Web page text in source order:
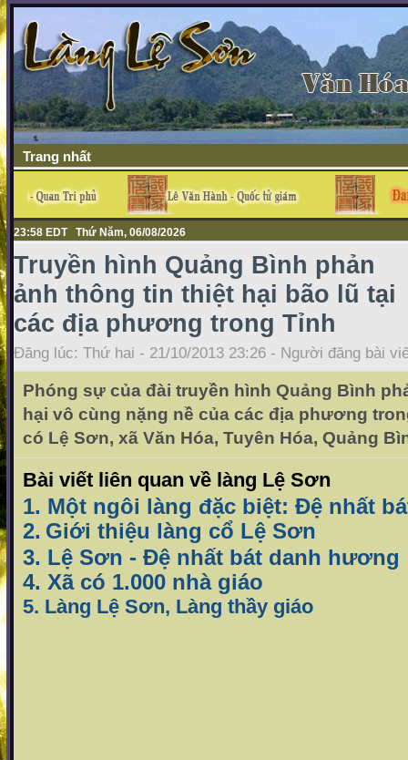
Trang nhất
23:58 EDT Thứ Năm, 06/08/2026
Truyền hình Quảng Bình phản
ảnh thông tin thiệt hại bão lũ tại
các địa phương trong Tỉnh
Đăng lúc: Thứ hai - 21/10/2013 23:26 - Người đăng bài
Phóng sự của đài truyền hình Quảng Bình
hại vô cùng nặng nề của các địa phương
có Lệ Sơn, xã Văn Hóa, Tuyên Hóa, Quảng
Bài viết liên quan về làng Lệ Sơn
1. Một ngôi làng đặc biệt: Đệ nhất
2. Giới thiệu làng cổ Lệ Sơn
3. Lệ Sơn - Đệ nhất bát danh hương
4. Xã có 1.000 nhà giáo
5. Làng Lệ Sơn, Làng thầy giáo